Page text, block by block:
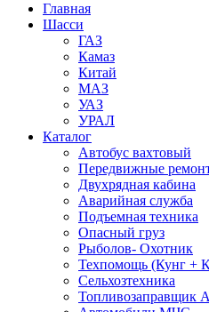
Главная
Шасси
ГАЗ
Камаз
Китай
МАЗ
УАЗ
УРАЛ
Каталог
Автобус вахтовый
Передвижные
Двухрядная кабина
Аварийная служба
Подъемная техника
Опасный груз
Рыболов- Охотник
Техпомощь (Кунг +
Сельхозтехника
Топливозаправщик